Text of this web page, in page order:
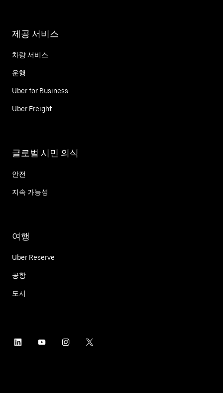
제공 서비스
차량 서비스
운행
Uber for Business
Uber Freight
글로벌 시민 의식
안전
지속 가능성
여행
Uber Reserve
공항
도시